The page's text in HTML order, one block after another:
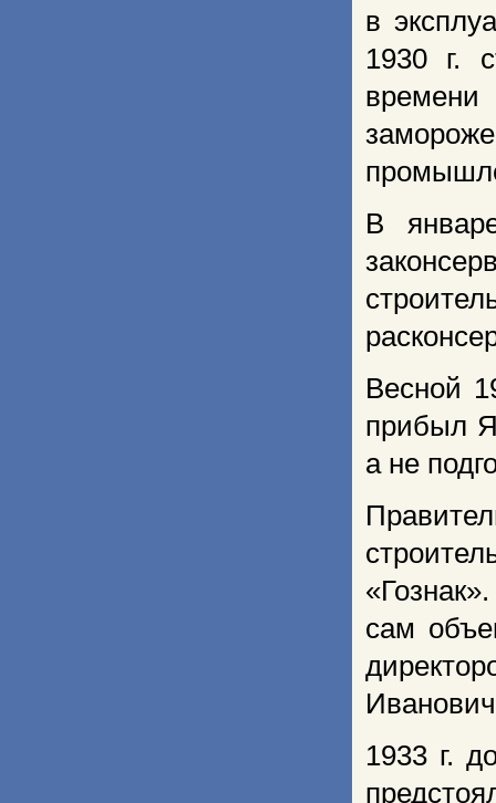
в
1930 г.
времени
В
Весной
прибыл
а не
сам
1933 г.